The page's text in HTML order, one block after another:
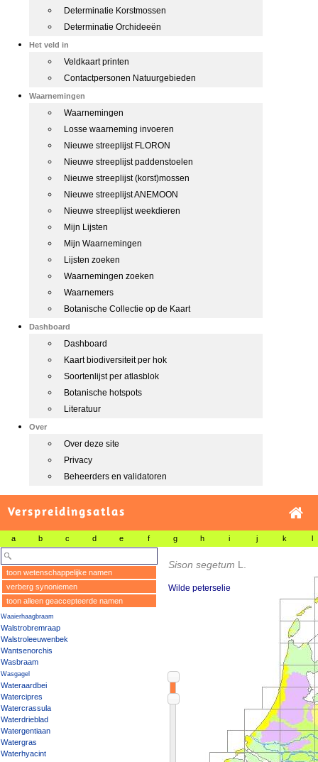
Determinatie Korstmossen
Determinatie Orchideeën
Het veld in
Veldkaart printen
Contactpersonen Natuurgebieden
Waarnemingen
Waarnemingen
Losse waarneming invoeren
Nieuwe streeplijst FLORON
Nieuwe streeplijst paddenstoelen
Nieuwe streeplijst (korst)mossen
Nieuwe streeplijst ANEMOON
Nieuwe streeplijst weekdieren
Mijn Lijsten
Mijn Waarnemingen
Lijsten zoeken
Waarnemingen zoeken
Waarnemers
Botanische Collectie op de Kaart
Dashboard
Dashboard
Kaart biodiversiteit per hok
Soortenlijst per atlasblok
Botanische hotspots
Literatuur
Over
Over deze site
Privacy
Beheerders en validatoren
Verspreidingsatlas
a b c d e f g h i j k l
toon wetenschappelijke namen
verberg synoniemen
toon alleen geaccepteerde namen
Waaierhaagbraam
Walstrobremraap
Walstroleeuwenbek
Wantsenorchis
Wasbraam
Wasgagel
Wateraardbei
Watercipres
Watercrassula
Waterdrieblad
Watergentiaan
Watergras
Waterhyacint
Sison segetum L.
Wilde peterselie